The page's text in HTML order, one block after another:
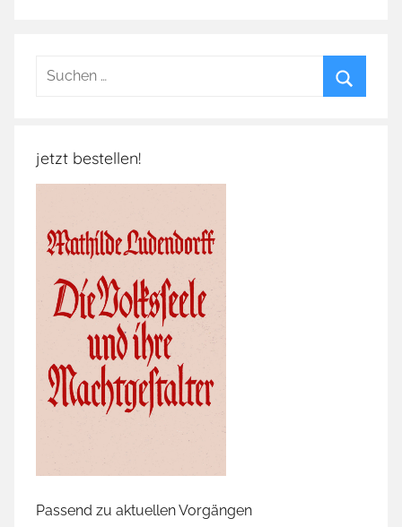
Suchen
jetzt bestellen!
Passend zu aktuellen Vorgängen